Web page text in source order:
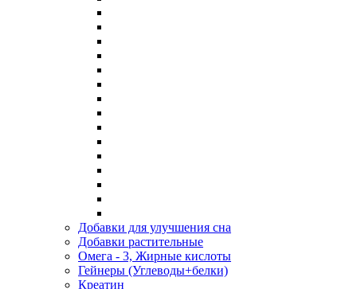
Добавки для улучшения сна
Добавки растительные
Омега - 3, Жирные кислоты
Гейнеры (Углеводы+белки)
Креатин